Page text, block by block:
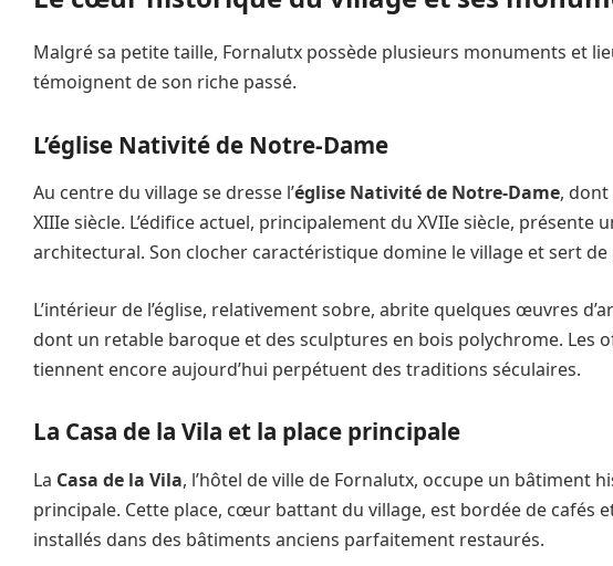
Malgré sa petite taille, Fornalutx possède plusieurs monuments et
témoignent de son riche passé.
L’église Nativité de Notre-Dame
Au centre du village se dresse l’église Nativité de Notre-Dame,
XIIIe siècle. L’édifice actuel, principalement du XVIIe siècle, présente
architectural. Son clocher caractéristique domine le village et sert
L’intérieur de l’église, relativement sobre, abrite quelques œuvres
dont un retable baroque et des sculptures en bois polychrome. Les
tiennent encore aujourd’hui perpétuent des traditions séculaires.
La Casa de la Vila et la place principale
La Casa de la Vila, l’hôtel de ville de Fornalutx, occupe un bâtiment
principale. Cette place, cœur battant du village, est bordée de cafés
installés dans des bâtiments anciens parfaitement restaurés.